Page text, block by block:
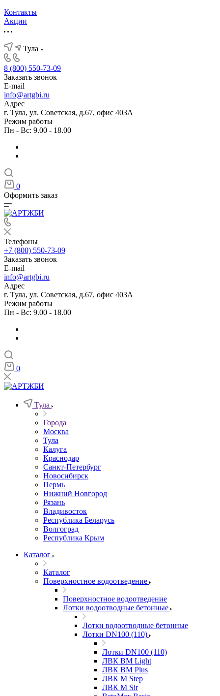
Контакты
Акции
Тула
8 (800) 550-73-09
Заказать звонок
E-mail
info@artgbi.ru
Адрес
г. Тула, ул. Советская, д.67, офис 403А
Режим работы
Пн - Вс: 9.00 - 18.00
0
Оформить заказ
Телефоны
+7 (800) 550-73-09
Заказать звонок
E-mail
info@artgbi.ru
Адрес
г. Тула, ул. Советская, д.67, офис 403А
Режим работы
Пн - Вс: 9.00 - 18.00
0
Тула
Города
Москва
Тула
Калуга
Краснодар
Санкт-Петербург
Новосибирск
Пермь
Нижний Новгород
Рязань
Владивосток
Республика Беларусь
Волгоград
Республика Крым
Каталог
Каталог
Поверхностное водоотведение
Поверхностное водоотведение
Лотки водоотводные бетонные
Лотки водоотводные бетонные
Лотки DN100 (110)
Лотки DN100 (110)
ЛВК ВМ Light
ЛВК ВМ Plus
ЛВК М Step
ЛВК М Sir